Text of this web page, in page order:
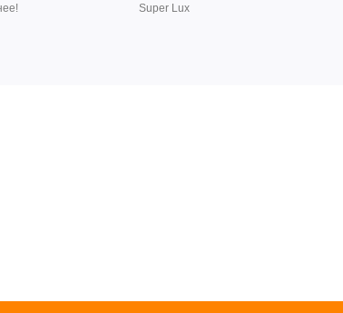
Super Lux